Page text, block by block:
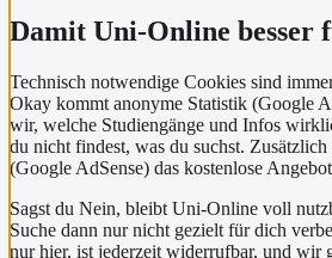
Damit Uni-Online besser
Technisch notwendige Cookies sind
Okay kommt anonyme Statistik (Google
wir, welche Studiengänge und Infos
du nicht findest, was du suchst.
(Google AdSense) das kostenlose
Sagst du Nein, bleibt Uni-Online voll
Suche dann nur nicht gezielt für dich
nur hier, ist jederzeit widerrufbar, und wir